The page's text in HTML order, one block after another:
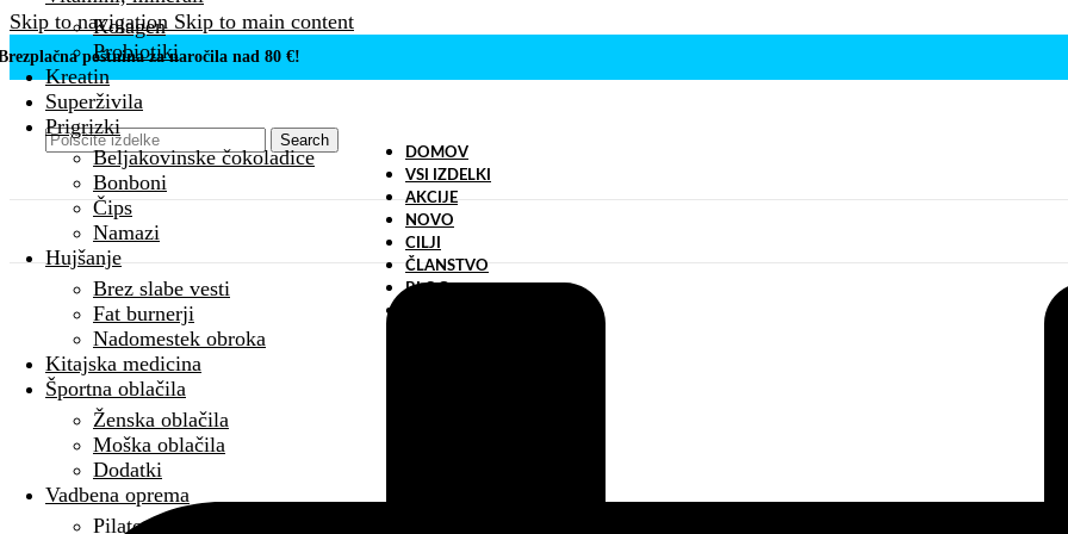
Skip to navigation Skip to main content
poštnina za naročila nad 80 €!
Search
Kolagen
Probiotiki
Kreatin
Superživila
Prigrizki
Beljakovinske čokoladice
Bonboni
Čips
Namazi
Hujšanje
Brez slabe vesti
Fat burnerji
Nadomestek obroka
Kitajska medicina
Športna oblačila
Ženska oblačila
Moška oblačila
Dodatki
Vadbena oprema
Pilates naprave
DOMOV
VSI IZDELKI
AKCIJE
NOVO
CILJI
ČLANSTVO
BLOG